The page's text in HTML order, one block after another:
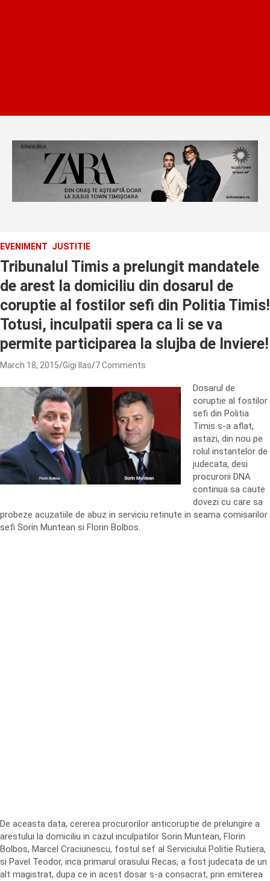
EVENIMENT JUSTITIE
Tribunalul Timis a prelungit mandatele
de arest la domiciliu din dosarul de
coruptie al fostilor sefi din Politia Timis!
Totusi, inculpatii spera ca li se va
permite participarea la slujba de Inviere!
March 18, 2015 Gigi Ilas 7 Comments
Dosarul de
coruptie al fostilor
sefi din Politia
Timis s-a aflat,
astazi, din nou pe
rolul instantelor de
judecata, desi
procurorii DNA
continua sa caute
dovezi cu care sa
probeze acuzatiile de abuz in serviciu retinute in seama comisarilor
sefi Sorin Muntean si Florin Bolbos.
De aceasta data, cererea procurorilor anticoruptie de prelungire a
arestului la domiciliu in cazul inculpatilor Sorin Muntean, Florin
Bolbos, Marcel Craciunescu, fostul sef al Serviciului Politie Rutiera,
si Pavel Teodor, inca primarul orasului Recas, a fost judecata de un
alt magistrat, dupa ce in acest dosar s-a consacrat, prin emiterea